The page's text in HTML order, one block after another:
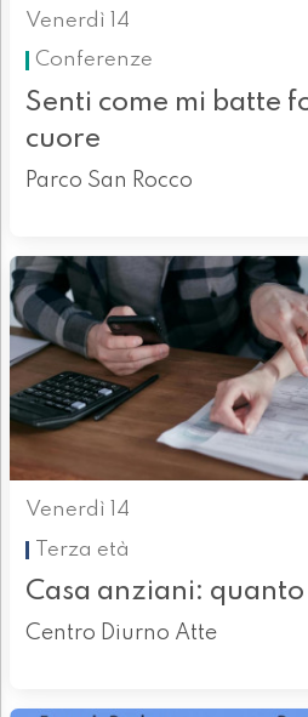
Venerdì 14
Conferenze
Senti come mi batte
cuore
Parco San Rocco
Venerdì 14
Terza età
Casa anziani: quanto
Centro Diurno Atte